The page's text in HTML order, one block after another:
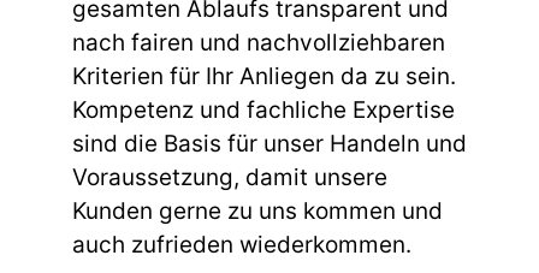
gesamten Ablaufs transparent und
nach fairen und nachvollziehbaren
Kriterien für Ihr Anliegen da zu sein.
Kompetenz und fachliche Expertise
sind die Basis für unser Handeln und
Voraussetzung, damit unsere
Kunden gerne zu uns kommen und
auch zufrieden wiederkommen.